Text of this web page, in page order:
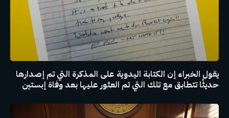
يقول الخبراء إن الكتابة اليدوية على المذكرة التي تم إصدارها
حديثًا تتطابق مع تلك التي تم العثور عليها بعد وفاة إبستين